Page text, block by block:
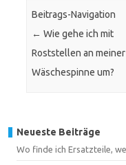
Beitrags-Navigation
← Wie gehe ich mit
Roststellen an meiner
Wäschespinne um?
Neueste Beiträge
Wo finde ich Ersatzteile,